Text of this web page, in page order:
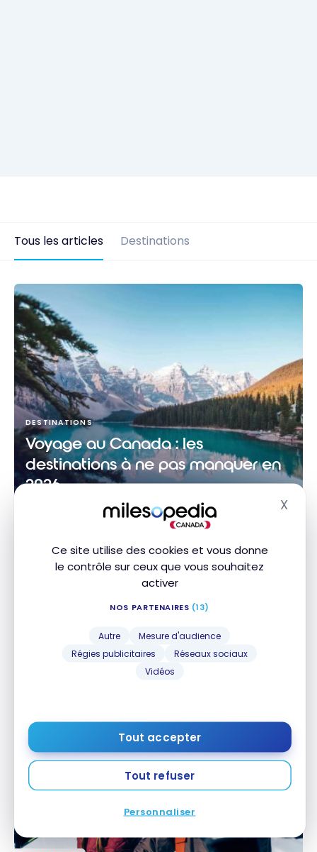
Ce site utilise des cookies et vous donne
le contrôle sur ceux que vous souhaitez
activer
NOS PARTENAIRES (13)
Autre
Mesure d'audience
Régies publicitaires
Réseaux sociaux
Vidéos
Tout accepter
Tout refuser
Personnaliser
X
Tous les articles Destinations
Voyage au Canada : les destinations à ne pas
manquer en 2026
DESTINATIONS
Voyage au Canada : les
destinations à ne pas manquer en
2026
Road trips au Canada : 5 itinéraires pour découvrir
DESTINATIONS
Road trips au Canada : 5 itinéraires pour